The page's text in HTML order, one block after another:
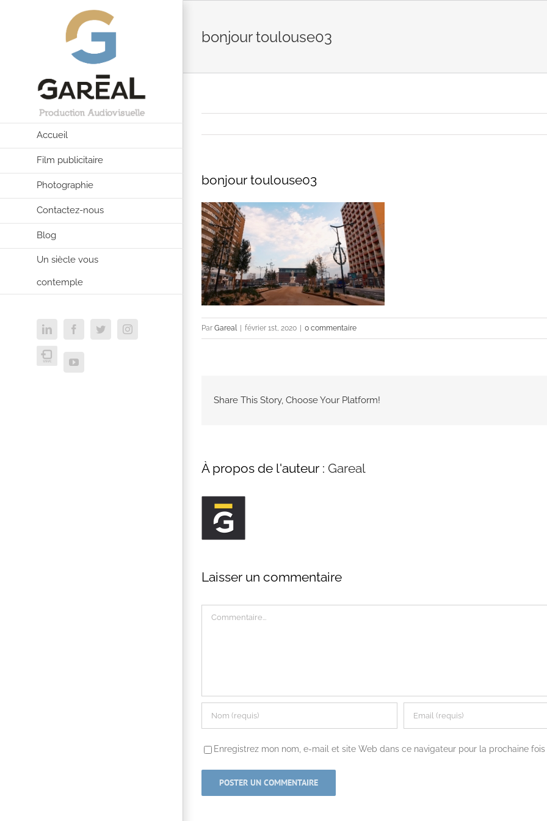
Accueil
Film publicitaire
Photographie
Contactez-nous
Blog
Un siècle vous
contemple
LinkedInFacebookTwitterInstagram
USVC
YouTube
bonjour toulouse03
bonjour toulouse03
Par Gareal février 1st, 2020 0 commentaire
Share This Story, Choose Your Platform!
À propos de l'auteur : Gareal
Laisser un commentaire
Commentaire
Enregistrez mon nom, e-mail et site Web dans ce navigateur pour la prochaine